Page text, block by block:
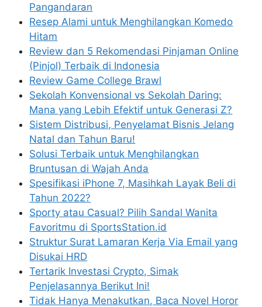
Pangandaran
Resep Alami untuk Menghilangkan Komedo
Hitam
Review dan 5 Rekomendasi Pinjaman Online
(Pinjol) Terbaik di Indonesia
Review Game College Brawl
Sekolah Konvensional vs Sekolah Daring:
Mana yang Lebih Efektif untuk Generasi Z?
Sistem Distribusi, Penyelamat Bisnis Jelang
Natal dan Tahun Baru!
Solusi Terbaik untuk Menghilangkan
Bruntusan di Wajah Anda
Spesifikasi iPhone 7, Masihkah Layak Beli di
Tahun 2022?
Sporty atau Casual? Pilih Sandal Wanita
Favoritmu di SportsStation.id
Struktur Surat Lamaran Kerja Via Email yang
Disukai HRD
Tertarik Investasi Crypto, Simak
Penjelasannya Berikut Ini!
Tidak Hanya Menakutkan, Baca Novel Horor